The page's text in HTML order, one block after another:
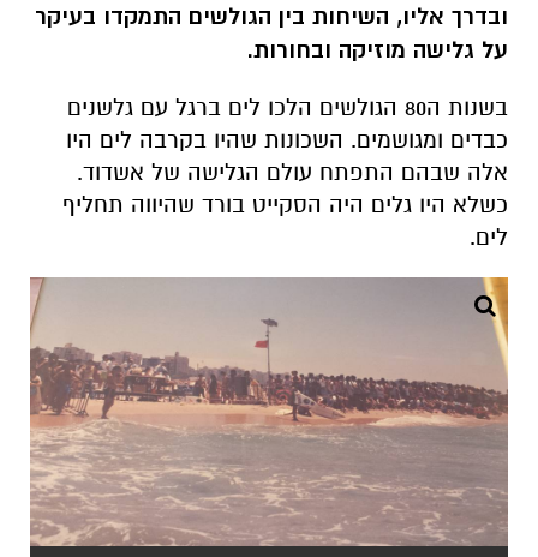
ובדרך אליו, השיחות בין הגולשים התמקדו בעיקר
על גלישה מוזיקה ובחורות.
בשנות ה80 הגולשים הלכו לים ברגל עם גלשנים
כבדים ומגושמים. השכונות שהיו בקרבה לים היו
אלה שבהם התפתח עולם הגלישה של אשדוד.
כשלא היו גלים היה הסקייט בורד שהיווה תחליף
לים.